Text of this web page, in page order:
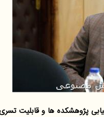
ها و قابلیت تسری